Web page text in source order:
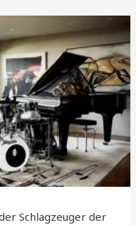
Schlagzeuger der